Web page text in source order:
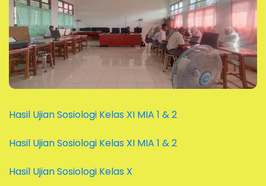
Hasil Ujian Sosiologi Kelas XI MIA 1 & 2
Hasil Ujian Sosiologi Kelas XI MIA 1 & 2
Hasil Ujian Sosiologi Kelas X